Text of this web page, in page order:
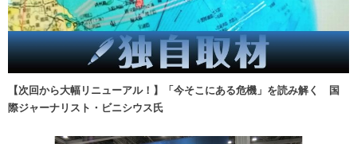
【次回から大幅リニューアル！】「今そこにある危機」を読み解く 国
際ジャーナリスト・ビニシウス氏